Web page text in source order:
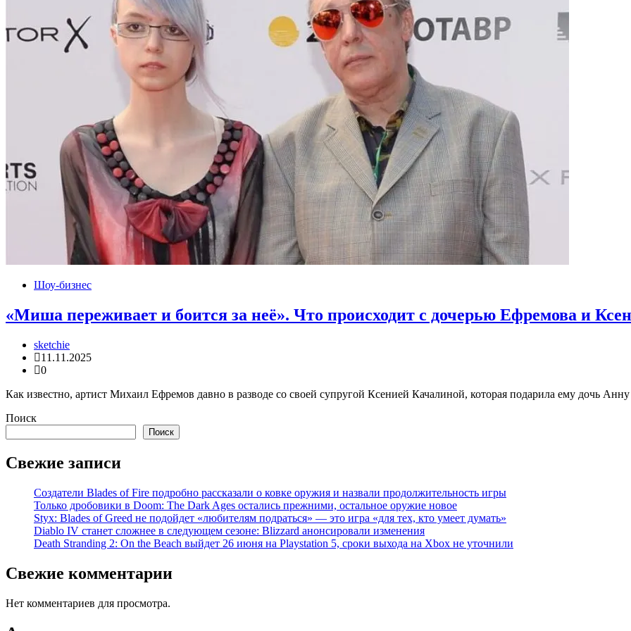
Шоу-бизнес
«Миша переживает и боится за неё». Что происходит с дочерью Ефремова и
sketchie
11.11.2025
0
Как известно, артист Михаил Ефремов давно в разводе со своей супругой Ксенией Качалиной, которая подарила ему дочь
Поиск
Поиск
Свежие записи
Создатели Blades of Fire подробно рассказали о ковке оружия и назвали продолжительность игры
Только дробовики в Doom: The Dark Ages остались прежними, остальное оружие новое
Styx: Blades of Greed не подойдет «любителям подраться» — это игра «для тех, кто умеет думать»
Diablo IV станет сложнее в следующем сезоне: Blizzard анонсировали изменения
Death Stranding 2: On the Beach выйдет 26 июня на Playstation 5, сроки выхода на Xbox не уточнили
Свежие комментарии
Нет комментариев для просмотра.